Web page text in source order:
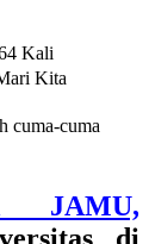
Kali
cuma-cuma
JAMU,